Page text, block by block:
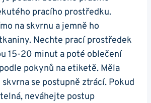
pracího ‍prostředku.
na ​skvrnu‍ a jemně⁤ ho
Nechte prací ​prostředek
15-20 minut a poté oblečení
pokynů na etiketě.‌ Měla
se postupně ztrácí. Pokud
⁢neváhejte postup